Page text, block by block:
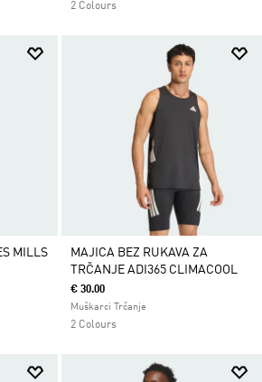
2 Colours
MILLS
MAJICA BEZ RUKAVA ZA
TRČANJE ADI365 CLIMACOOL
€ 30.00
Muškarci Trčanje
2 Colours